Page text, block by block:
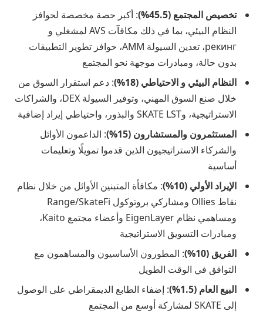
تخصيص المجتمع (45.5%)
: أكبر حصة مخصصة لحوافز
النظام البيئي، بما في ذلك مكافآت AVS لمشغلي و
рекинг، تعدين السيولة AMM، حوافز تطوير التطبيقات
بدون حالة، ومبادرات موجهة نحو المجتمع
النظام البيئي و الاحتياطي (18%)
: دعم استقرار السوق من
خلال صنع السوق المهني، وتوفير السيولة DEX، والشراكات
الاستراتيجية، وSKATE LST والبذور، واحتياطي إيراد إضافية
المستثمرون والمستشارون (15%)
: الداعمون الأوائل
والشركاء الاستراتيجيون الذين قدموا تمويلًا وتعليمات
أساسية
الإيراد الأولي (10%)
: مكافأة المتبنين الأوائل من خلال نظام
نقاط Ollies ومشاركي بروتوكول Range/SkateFi
ومساهمي نظام EigenLayer وأعضاء مجتمع Kaito،
ومبادرات التسويق الاستراتيجية
الفريق (10%)
: المطورون الأساسيون والمساهمون مع
التوافق في الوقت الطويل
البيع العام (1.5%)
: إضفاء الطابع الديمقراطي على الوصول
إلى SKATE لمشاركة أوسع من المجتمع